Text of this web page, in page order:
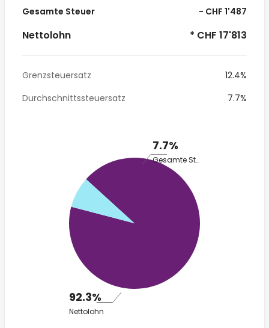
Gesamte Steuer - CHF 1'487
Nettolohn * CHF 17'813
Grenzsteuersatz
12.4%
Durchschnittssteuersatz
7.7%
7.7%
Gesamte Steuer
92.3%
Nettolohn